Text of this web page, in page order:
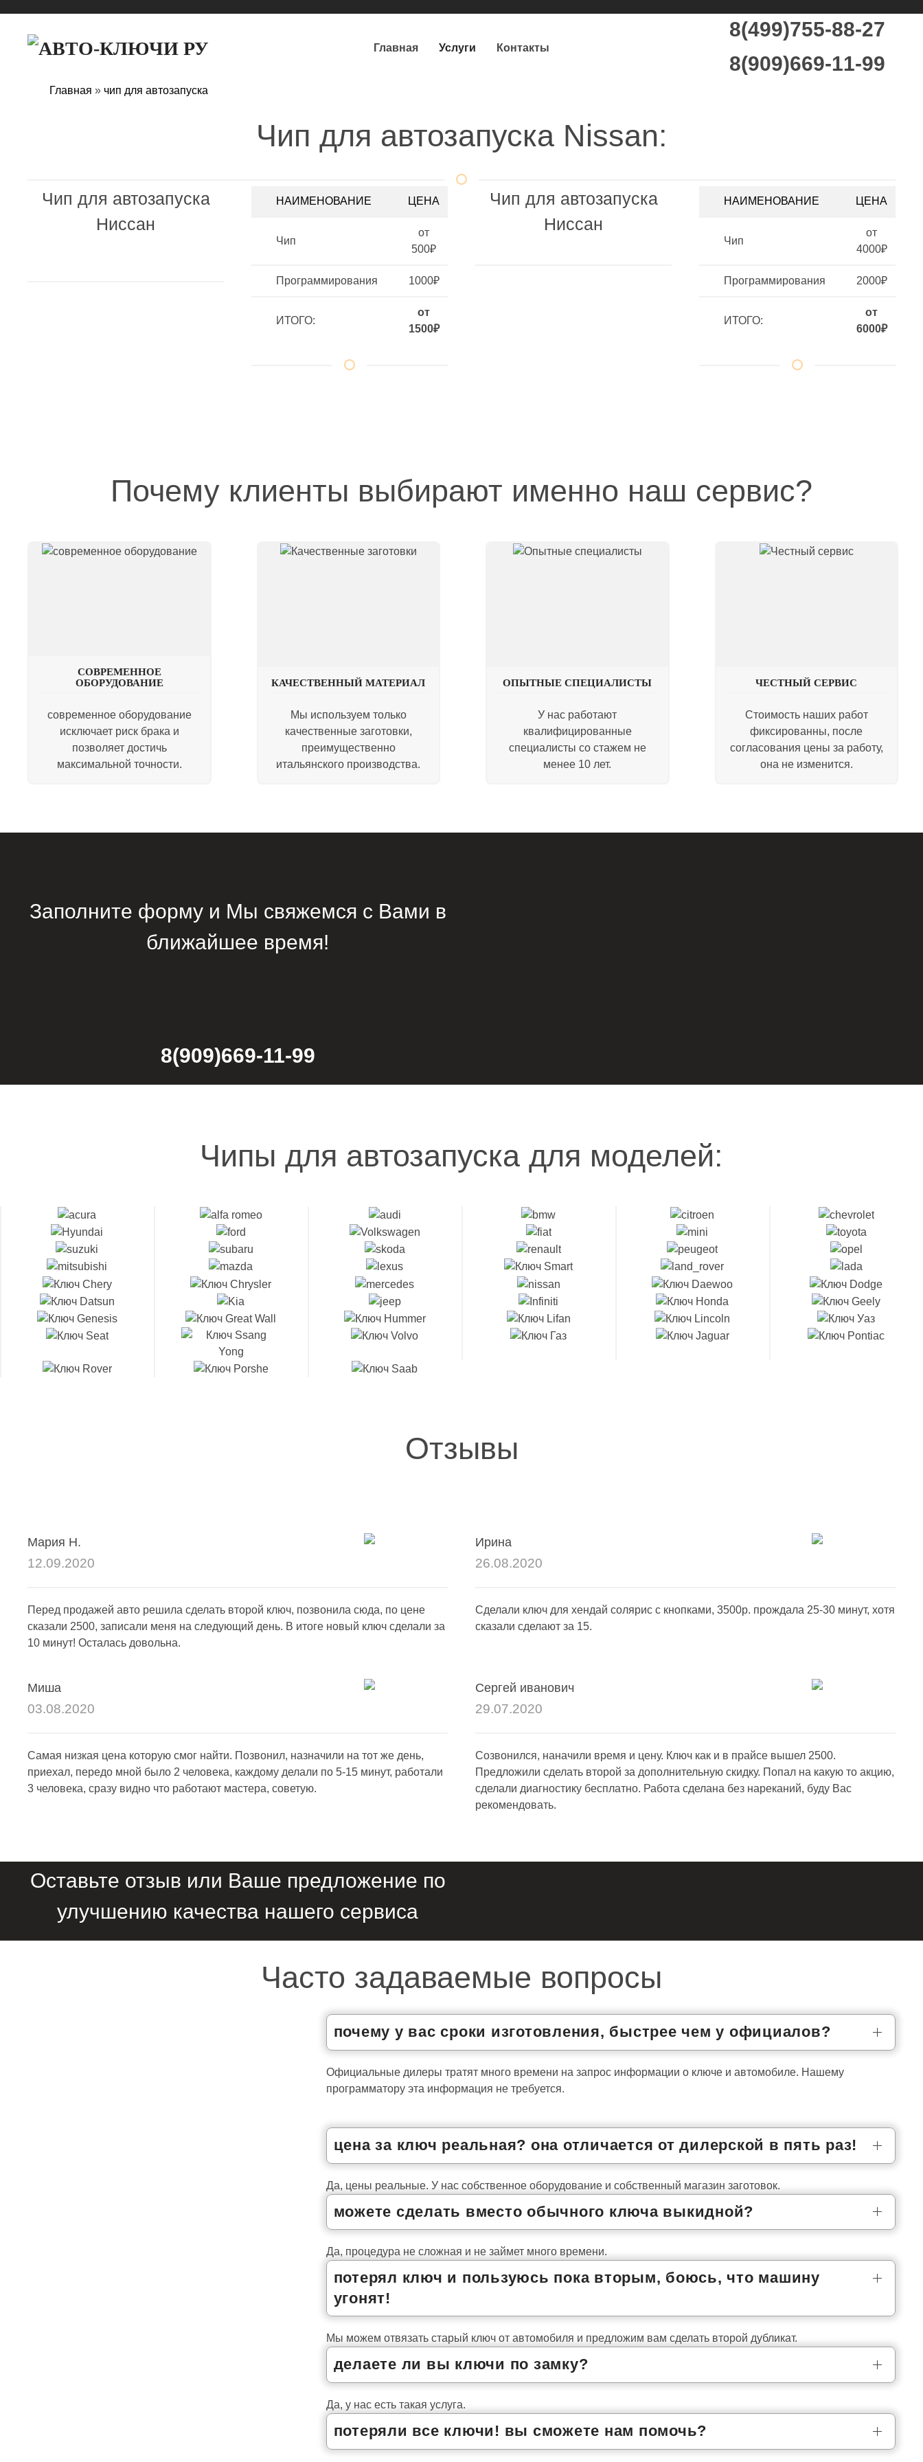
Главная Услуги Контакты
8(499)755-88-27
8(909)669-11-99
Главная » чип для автозапуска
Чип для автозапуска Nissan:
Чип для автозапуска
Ниссан
НАИМЕНОВАНИЕ ЦЕНА
Чип
от
500₽
Программирования 1000₽
ИТОГО:
от
1500₽
Чип для автозапуска
Ниссан
НАИМЕНОВАНИЕ ЦЕНА
Чип
от
4000₽
Программирования 2000₽
ИТОГО:
от
6000₽
Почему клиенты выбирают именно наш сервис?
СОВРЕМЕННОЕ
ОБОРУДОВАНИЕ
современное оборудование
исключает риск брака и
позволяет достичь
максимальной точности.
КАЧЕСТВЕННЫЙ МАТЕРИАЛ
Мы используем только
качественные заготовки,
преимущественно
итальянского производства.
ОПЫТНЫЕ СПЕЦИАЛИСТЫ
У нас работают
квалифицированные
специалисты со стажем не
менее 10 лет.
ЧЕСТНЫЙ СЕРВИС
Стоимость наших работ
фиксированны, после
согласования цены за работу,
она не изменится.
Заполните форму и Мы свяжемся с Вами в
ближайшее время!
8(909)669-11-99
Чипы для автозапуска для моделей:
Отзывы
Мария Н.
12.09.2020
Перед продажей авто решила сделать второй ключ, позвонила сюда, по цене
сказали 2500, записали меня на следующий день. В итоге новый ключ сделали за
10 минут! Осталась довольна.
Ирина
26.08.2020
Сделали ключ для хендай солярис с кнопками, 3500р. прождала 25-30 минут, хотя
сказали сделают за 15.
Миша
03.08.2020
Самая низкая цена которую смог найти. Позвонил, назначили на тот же день,
приехал, передо мной было 2 человека, каждому делали по 5-15 минут, работали
3 человека, сразу видно что работают мастера, советую.
Сергей иванович
29.07.2020
Созвонился, наначили время и цену. Ключ как и в прайсе вышел 2500.
Предложили сделать второй за дополнительную скидку. Попал на какую то акцию,
сделали диагностику бесплатно. Работа сделана без нареканий, буду Вас
рекомендовать.
Оставьте отзыв или Ваше предложение по
улучшению качества нашего сервиса
Часто задаваемые вопросы
почему у вас сроки изготовления, быстрее чем у официалов?
Официальные дилеры тратят много времени на запрос информации о ключе и автомобиле. Нашему
программатору эта информация не требуется.
цена за ключ реальная? она отличается от дилерской в пять раз!
Да, цены реальные. У нас собственное оборудование и собственный магазин заготовок.
можете сделать вместо обычного ключа выкидной?
Да, процедура не сложная и не займет много времени.
потерял ключ и пользуюсь пока вторым, боюсь, что машину
угонят!
Мы можем отвязать старый ключ от автомобиля и предложим вам сделать второй дубликат.
делаете ли вы ключи по замку?
Да, у нас есть такая услуга.
потеряли все ключи! вы сможете нам помочь?